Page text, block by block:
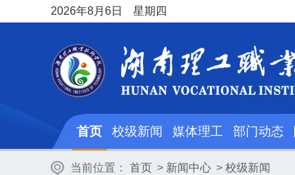
2026年8月6日 星期四
首页 校级新闻 媒体理工 部门动态
当前位置： 首页 > 新闻中心 > 校级新闻